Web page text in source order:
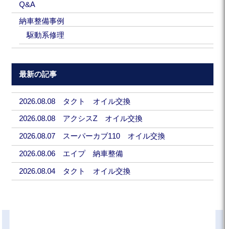
Q&A
納車整備事例
駆動系修理
最新の記事
2026.08.08 タクト オイル交換
2026.08.08 アクシスZ オイル交換
2026.08.07 スーパーカブ110 オイル交換
2026.08.06 エイプ 納車整備
2026.08.04 タクト オイル交換